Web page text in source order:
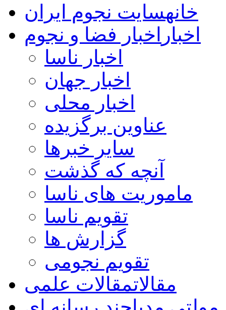
خانهسایت نجوم ایران
اخبار اخبار فضا و نجوم
اخبار ناسا
اخبار جهان
اخبار محلی
عناوین برگزیده
سایر خبرها
آنچه که گذشت
ماموریت های ناسا
تقویم ناسا
گزارش ها
تقویم نجومی
مقالاتمقالات علمی